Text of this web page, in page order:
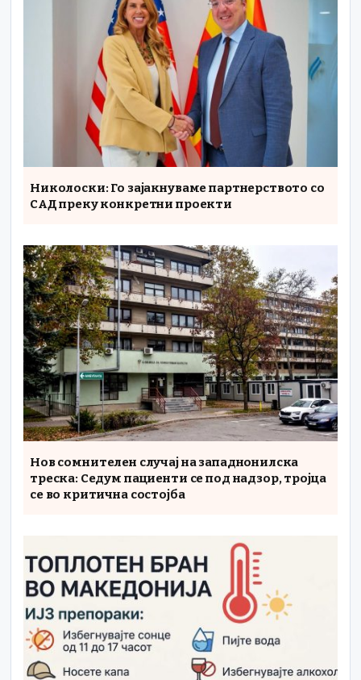
Николоски: Го зајакнуваме партнерството со
САД преку конкретни проекти
Нов сомнителен случај на западнонилска
треска: Седум пациенти се под надзор, тројца
се во критична состојба